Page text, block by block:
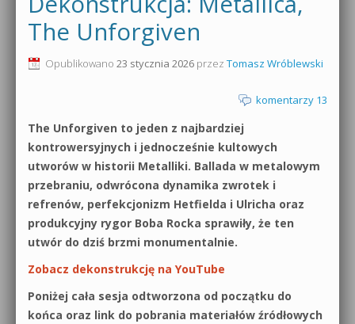
Produkcja muzyczna od podstaw
Sylenth1 od podstaw
Dubstep z syntezatorem Massive
Kontakt 5 Kompendium
Pakiety
0dB.pl - informacje
Newsletter
Archiwum aktualności
Polityka prywatności
Regulamin
Działanie sklepu internetowego
Wyszukiwanie
The Unforgiven
Opublikowano 23 stycznia 2026 przez Tomasz Wróblewski
komentarzy 13
The Unforgiven to jeden z najbardziej
kontrowersyjnych i jednocześnie kultowych
utworów w historii Metalliki. Ballada w metalowym
przebraniu, odwrócona dynamika zwrotek i
refrenów, perfekcjonizm Hetfielda i Ulricha oraz
produkcyjny rygor Boba Rocka sprawiły, że ten
utwór do dziś brzmi monumentalnie.
Zobacz dekonstrukcję na YouTube
Poniżej cała sesja odtworzona od początku do
końca oraz link do pobrania materiałów źródłowych